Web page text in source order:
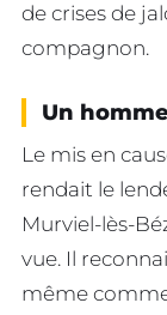
de crises de
compagnon.
Un
Le mis en
rendait le
Murviel-lès-
vue. Il
même